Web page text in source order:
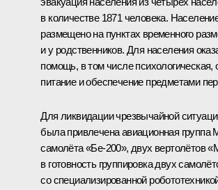
в количестве 1871 человека.
размещено на пунктах временного
и у родственников. Для населения
помощь, в том числе психологическая,
питание и обеспечение предметами
Для ликвидации чрезвычайной
была привлечена авиационная группа
самолёта «Бе-200», двух вертолётов
в готовность группировка двух
со специализированной